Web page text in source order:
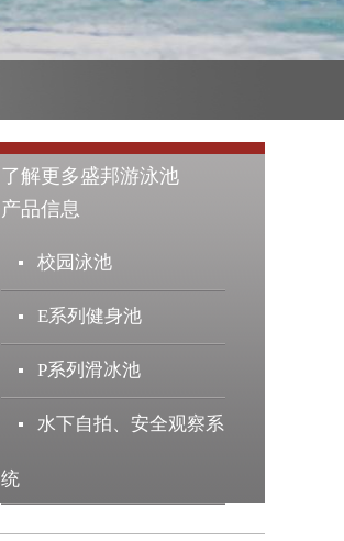
了解更多盛邦游泳池
产品信息
校园泳池
E系列健身池
P系列滑冰池
水下自拍、安全观察系
统
M系列未来池